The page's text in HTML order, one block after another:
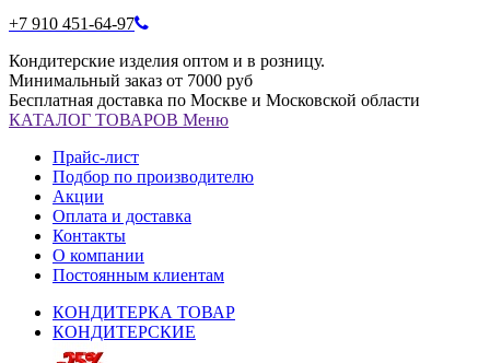
+7 910 451-64-97
Кондитерские изделия оптом и в розницу.
Минимальный заказ от 7000 руб
Бесплатная доставка по Москве и Московской области
КАТАЛОГ ТОВАРОВ Меню
Прайс-лист
Подбор по производителю
Акции
Оплата и доставка
Контакты
О компании
Постоянным клиентам
КОНДИТЕРКА ТОВАР
КОНДИТЕРСКИЕ